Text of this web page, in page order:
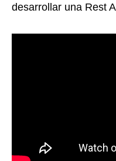
desarrollar una Rest